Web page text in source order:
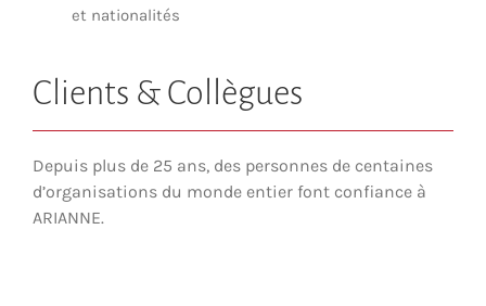
et nationalités
Clients & Collègues
Depuis plus de 25 ans, des personnes de centaines
d’organisations du monde entier font confiance à
ARIANNE.